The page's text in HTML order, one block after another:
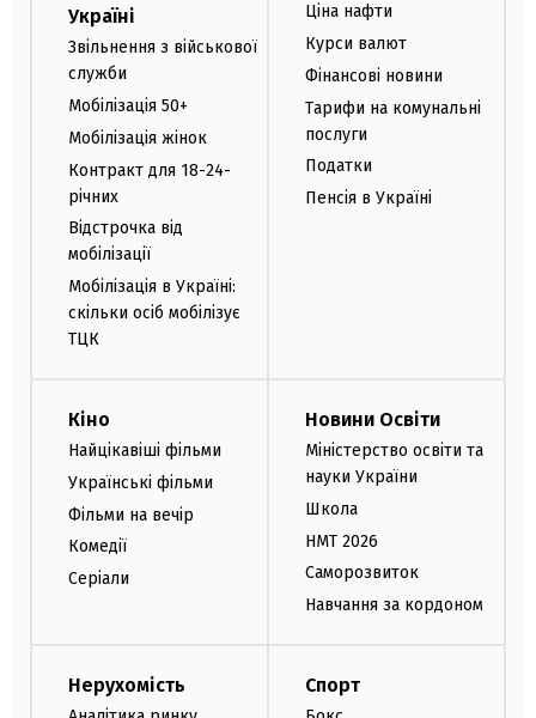
Україні
Звільнення з військової
служби
Мобілізація 50+
Мобілізація жінок
Контракт для 18-24-
річних
Відстрочка від
мобілізації
Мобілізація в Україні:
скільки осіб мобілізує
ТЦК
Ціна нафти
Курси валют
Фінансові новини
Тарифи на комунальні
послуги
Податки
Пенсія в Україні
Кіно
Найцікавіші фільми
Українські фільми
Фільми на вечір
Комедії
Серіали
Новини Освіти
Міністерство освіти та
науки України
Школа
НМТ 2026
Саморозвиток
Навчання за кордоном
Нерухомість Спорт